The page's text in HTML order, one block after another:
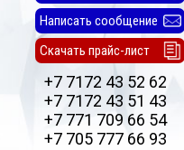
Написать сообщение
Скачать прайс-лист
+7 7172 43 52 62
+7 7172 43 51 43
+7 771 709 66 54
+7 705 777 66 93